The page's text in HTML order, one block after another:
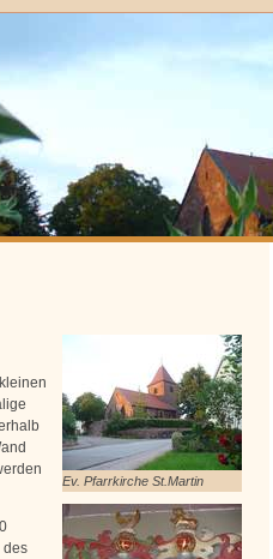
Ev. Pfarrkirche St.Martin
des